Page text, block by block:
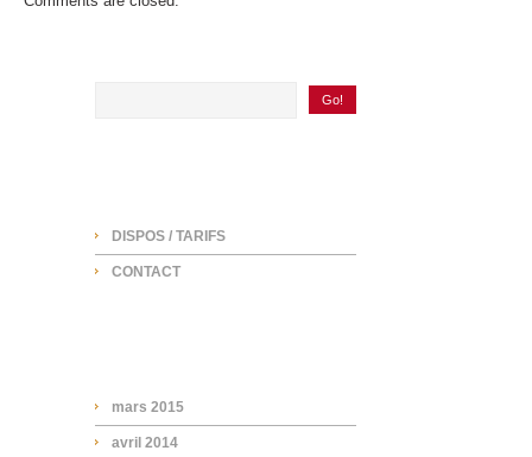
DISPOS / TARIFS
CONTACT
mars 2015
avril 2014